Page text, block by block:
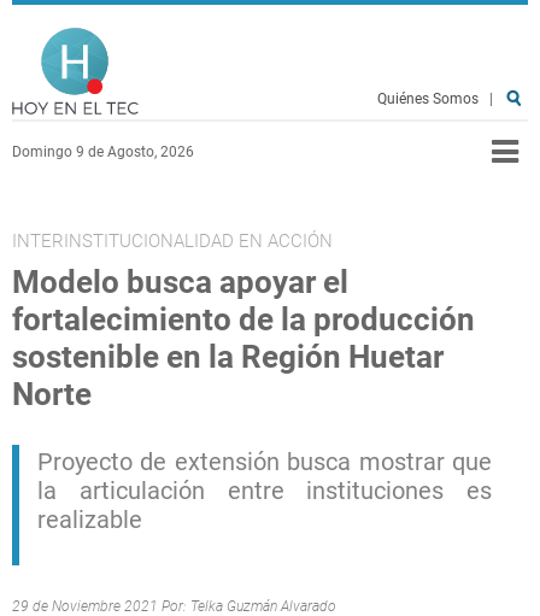
Pasar al contenido principal
Domingo 9 de Agosto, 2026
Quiénes Somos
INTERINSTITUCIONALIDAD EN ACCIÓN
Modelo busca apoyar el
fortalecimiento de la producción
sostenible en la Región Huetar
Norte
Proyecto de extensión busca mostrar que
la articulación entre instituciones es
realizable
29 de Noviembre 2021 Por: Telka Guzmán Alvarado